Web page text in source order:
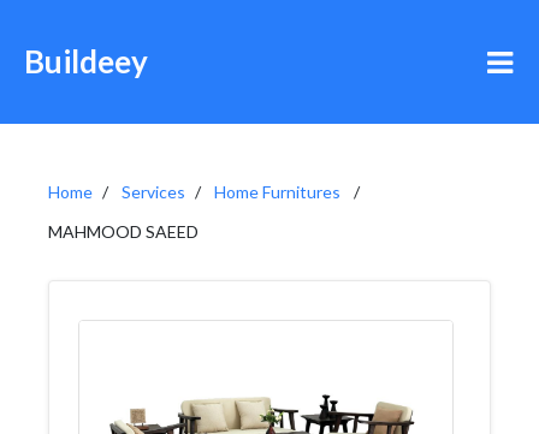
Buildeey
Home Services
Home Furnitures
MAHMOOD SAEED